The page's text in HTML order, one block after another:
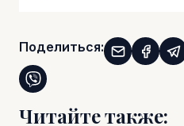
Поделиться:
Читайте также: